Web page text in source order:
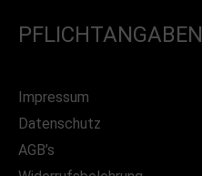
PFLICHTANGABEN
Impressum
Datenschutz
AGB’s